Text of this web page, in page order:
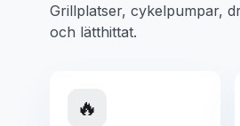
Grillplatser, cykelpumpar,
och lätthittat.
🔥